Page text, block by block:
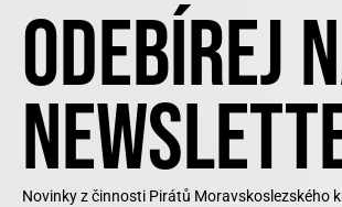
ODEBÍREJ
Novinky z činnosti Pirátů Moravskoslezského